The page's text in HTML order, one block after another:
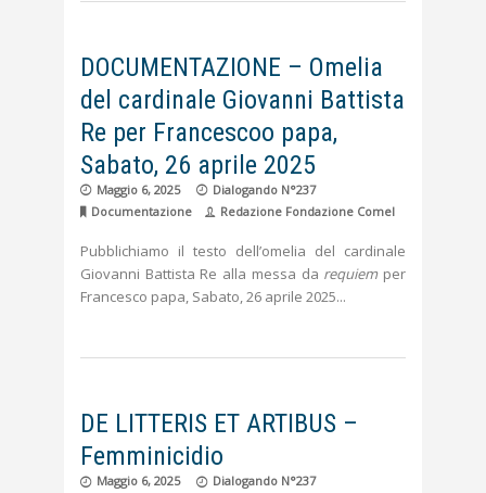
DOCUMENTAZIONE – Omelia
del cardinale Giovanni Battista
Re per Francescoo papa,
Sabato, 26 aprile 2025
Maggio 6, 2025
Dialogando N°237
Documentazione
Redazione Fondazione Comel
Pubblichiamo il testo dell’omelia del cardinale
Giovanni Battista Re alla messa da requiemper
Francesco papa, Sabato, 26 aprile 2025
DE LITTERIS ET ARTIBUS –
Femminicidio
Maggio 6, 2025
Dialogando N°237